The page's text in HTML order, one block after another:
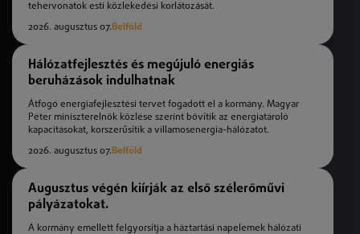
tehervonatok esti közlekedési korlátozását.
2026. augusztus 07.Belföld
Hálózatfejlesztés és megújuló energiás
beruházások indulhatnak
Átfogó energiafejlesztési tervet fogadott el a kormány. Magyar
Péter miniszterelnök közlése szerint bővítik az energiatároló
kapacitásokat, korszerűsítik a villamosenergia-hálózatot.
2026. augusztus 07.Belföld
Augusztus végén kiírják az első szélerőművi
pályázatokat.
A kormány emellett felgyorsítja a háztartási napelemek hálózati